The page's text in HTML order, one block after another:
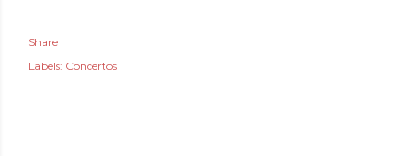
Share
Labels: Concertos